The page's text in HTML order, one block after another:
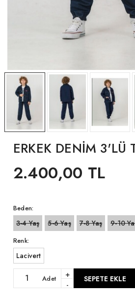
ERKEK DENİM 3'LÜ
2.400,00 TL
Beden:
3-4 Yaş 5-6 Yaş 7-8 Yaş 9-10
Renk:
Lacivert
Adet
+
-
SEPETE EKLE